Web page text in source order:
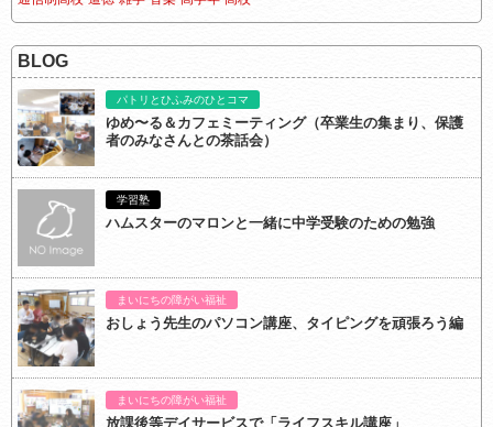
BLOG
パトリとひふみのひとコマ
ゆめ〜る＆カフェミーティング（卒業生の集まり、保護
者のみなさんとの茶話会）
学習塾
ハムスターのマロンと一緒に中学受験のための勉強
まいにちの障がい福祉
おしょう先生のパソコン講座、タイピングを頑張ろう編
まいにちの障がい福祉
放課後等デイサービスで「ライフスキル講座」